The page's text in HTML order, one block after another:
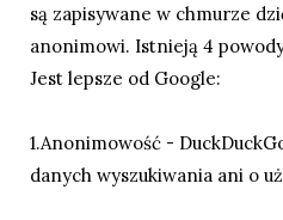
są zapisywane w chmurze
anonimowi. Istnieją 4
Jest lepsze od Google:
1.Anonimowość -
danych wyszukiwania ani o